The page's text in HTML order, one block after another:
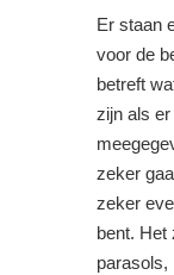
Er staan
voor de
betreft
zijn als
zeker
zeker
bent. Het
parasols,